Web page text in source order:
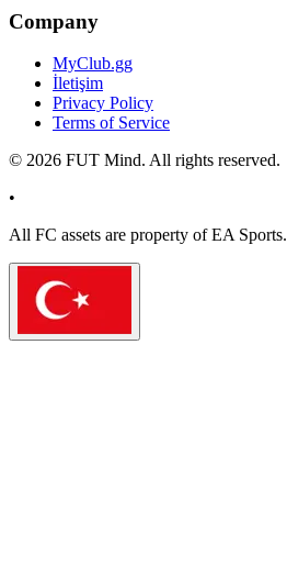
Company
MyClub.gg
İletişim
Privacy Policy
Terms of Service
© 2026 FUT Mind. All rights reserved.
•
All FC assets are property of EA Sports.